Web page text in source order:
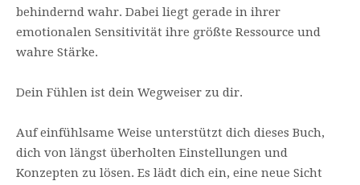
behindernd wahr. Dabei liegt gerade in ihrer
emotionalen Sensitivität ihre größte Ressource und
wahre Stärke.
Dein Fühlen ist dein Wegweiser zu dir.
Auf einfühlsame Weise unterstützt dich dieses Buch,
dich von längst überholten Einstellungen und
Konzepten zu lösen. Es lädt dich ein, eine neue Sicht